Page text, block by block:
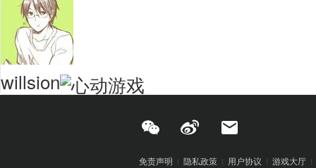
willsion
免责声明 隐私政策 用户协议 游戏大厅